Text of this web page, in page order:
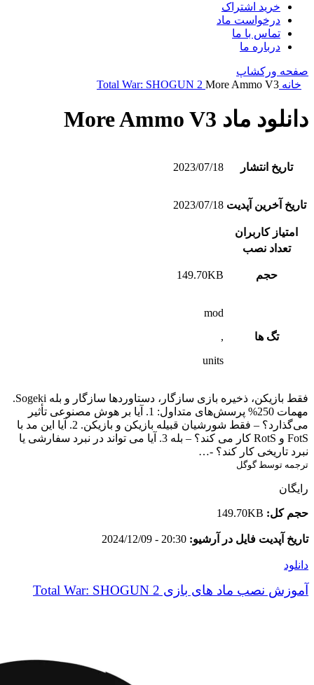
خرید اشتراک
درخواست ماد
تماس با ما
درباره ما
صفحه ورکشاپ
خانه
Total War: SHOGUN 2 More Ammo V3
دانلود ماد More Ammo V3
تاریخ انتشار 2023/07/18
تاریخ آخرین آپدیت 2023/07/18
امتیاز کاربران
تعداد نصب
حجم 149.70KB
تگ ها
mod
,
units
فقط بازیکن، ذخیره بازی سازگار، دستاوردها سازگار و بله Sogeki.
مهمات 250% پرسش‌های متداول: 1. آیا بر هوش مصنوعی تأثیر
می‌گذارد؟ – فقط شورشیان قبیله بازیکن و بازیکن. 2. آیا این مد با
FotS و RotS کار می کند؟ – بله 3. آیا می تواند در نبرد سفارشی یا
نبرد تاریخی کار کند؟ -…
ترجمه توسط گوگل
رایگان
حجم کل: 149.70KB
تاریخ آپدیت فایل در آرشیو: 20:30 - 2024/12/09
دانلود
آموزش نصب ماد های بازی Total War: SHOGUN 2